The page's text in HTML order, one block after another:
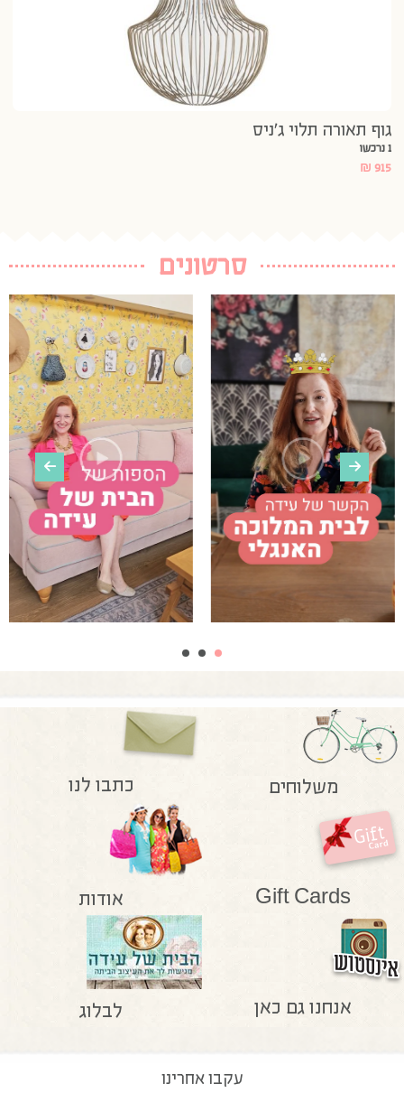
גוף תאורה תלוי ג’ניס
1 נרכשו
₪ 915
סרטונים
משלוחים כתבו לנו
Gift Cards אודות
אנחנו גם כאן לבלוג
עקבו אחרינו